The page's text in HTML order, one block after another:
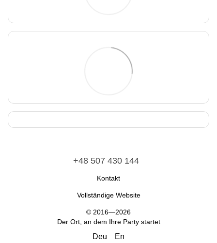
+48 507 430 144
Kontakt
Vollständige Website
© 2016—2026
Der Ort, an dem Ihre Party startet
Deu En